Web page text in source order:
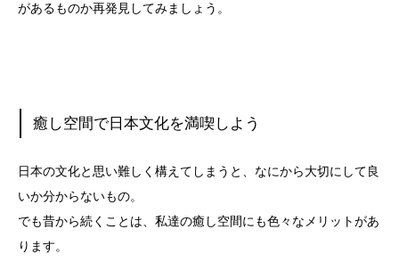
があるものか再発見してみましょう。
癒し空間で日本文化を満喫しよう
日本の文化と思い難しく構えてしまうと、なにから大切にして良
いか分からないもの。
でも昔から続くことは、私達の癒し空間にも色々なメリットがあ
ります。